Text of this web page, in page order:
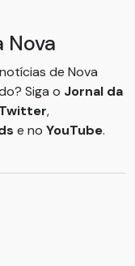
de Nova
Siga o Jornal da
Twitter,
e no YouTube.